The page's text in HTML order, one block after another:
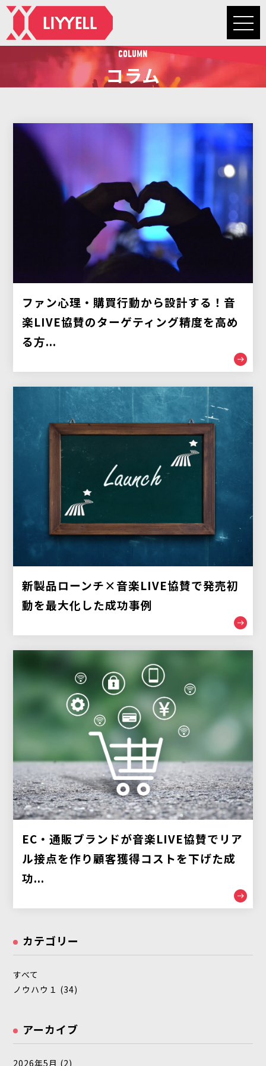
COLUMN
コラム
ファン心理・購買行動から設計する！音
楽LIVE協賛のターゲティング精度を高め
る方...
新製品ローンチ×音楽LIVE協賛で発売初
動を最大化した成功事例
EC・通販ブランドが音楽LIVE協賛でリア
ル接点を作り顧客獲得コストを下げた成
功...
カテゴリー
すべて
ノウハウ１ (34)
アーカイブ
2026年5月 (2)